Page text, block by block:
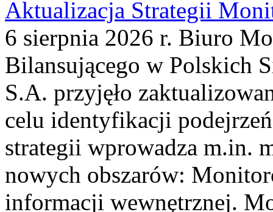
Aktualizacja Strategii
6 sierpnia 2026 r. Biuro
Bilansującego w Polskich
S.A. przyjęło
celu identyfikacji
strategii wprowadza m.in.
nowych obszarów:
informacji wewnętrznej.